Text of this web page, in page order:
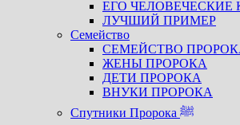
ЕГО ЧЕЛОВЕЧЕСКИЕ
ЛУЧШИЙ ПРИМЕР
Семейство
СЕМЕЙСТВО
ЖЕНЫ ПРОРОКА
ДЕТИ ПРОРОКА
ВНУКИ ПРОРОКА
Спутники Пророка ﷺ